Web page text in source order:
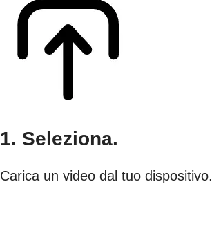
1. Seleziona.
Carica un video dal tuo dispositivo.